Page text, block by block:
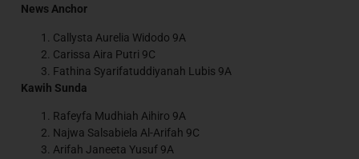
News Anchor
Callysta Aurelia Widodo 9A
Carissa Aira Putri 9C
Fathina Syarifatuddiyanah Lubis 9A
Kawih Sunda
Rafeyfa Mudhiah Aihiro 9A
⁠Najwa Salsabiela Al-Arifah 9C
⁠Arifah Janeeta Yusuf 9A